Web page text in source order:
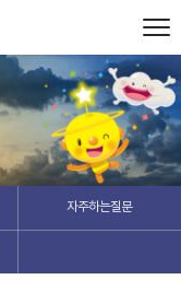
자주하는질문